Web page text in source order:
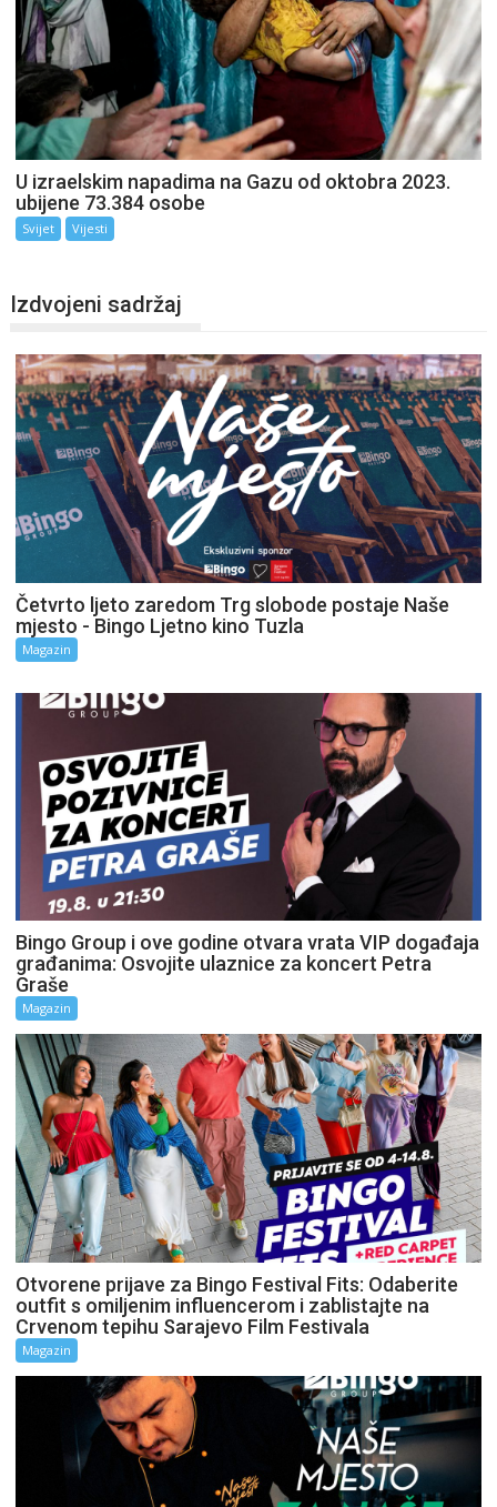
U izraelskim napadima na Gazu od oktobra 2023.
ubijene 73.384 osobe
Svijet Vijesti
Izdvojeni sadržaj
Četvrto ljeto zaredom Trg slobode postaje Naše
mjesto - Bingo Ljetno kino Tuzla
Magazin
Bingo Group i ove godine otvara vrata VIP događaja
građanima: Osvojite ulaznice za koncert Petra
Graše
Magazin
Otvorene prijave za Bingo Festival Fits: Odaberite
outfit s omiljenim influencerom i zablistajte na
Crvenom tepihu Sarajevo Film Festivala
Magazin